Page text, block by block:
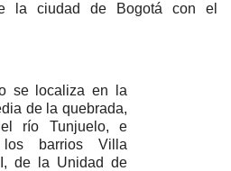
la ciudad de Bogotá con el
se localiza en la
de la quebrada,
río Tunjuelo, e
los barrios Villa
de la Unidad de